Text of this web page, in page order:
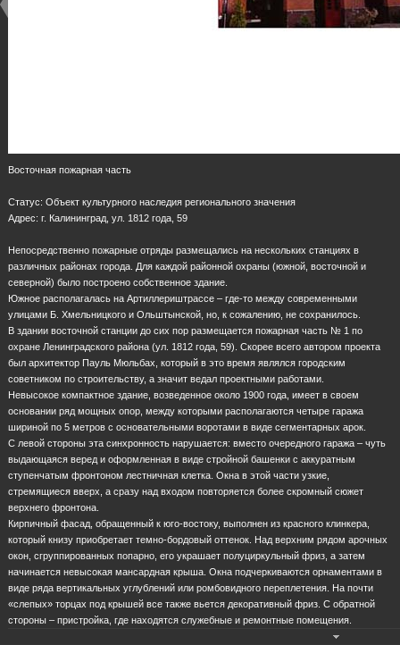
Восточная пожарная часть
Статус: Объект культурного наследия регионального значения
Адрес: г. Калининград, ул. 1812 года, 59
Непосредственно пожарные отряды размещались на нескольких станциях в
различных районах города. Для каждой районной охраны (южной, восточной и
северной) было построено собственное здание.
Южное располагалась на Артиллериштрассе – где-то между современными
улицами Б. Хмельницкого и Ольштынской, но, к сожалению, не сохранилось.
В здании восточной станции до сих пор размещается пожарная часть № 1 по
охране Ленинградского района (ул. 1812 года, 59). Скорее всего автором проекта
был архитектор Пауль Мюльбах, который в это время являлся городским
советником по строительству, а значит ведал проектными работами.
Невысокое компактное здание, возведенное около 1900 года, имеет в своем
основании ряд мощных опор, между которыми располагаются четыре гаража
шириной по 5 метров с основательными воротами в виде сегментарных арок.
С левой стороны эта синхронность нарушается: вместо очередного гаража – чуть
выдающаяся веред и оформленная в виде стройной башенки с аккуратным
ступенчатым фронтоном лестничная клетка. Окна в этой части узкие,
стремящиеся вверх, а сразу над входом повторяется более скромный сюжет
верхнего фронтона.
Кирпичный фасад, обращенный к юго-востоку, выполнен из красного клинкера,
который книзу приобретает темно-бордовый оттенок. Над верхним рядом арочных
окон, сгруппированных попарно, его украшает полуциркульный фриз, а затем
начинается невысокая мансардная крыша. Окна подчеркиваются орнаментами в
виде ряда вертикальных углублений или ромбовидного переплетения. На почти
«слепых» торцах под крышей все также вьется декоративный фриз. С обратной
стороны – пристройка, где находятся служебные и ремонтные помещения.